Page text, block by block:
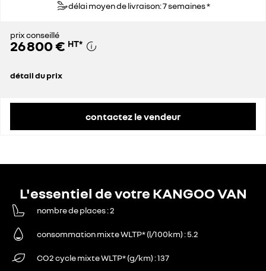
délai moyen de livraison: 7 semaines *
prix conseillé
26 800 € HT*
détail du prix
contactez le vendeur
L'essentiel de votre KANGOO VAN
nombre de places 2
consommation mixte WLTP* (l/100km) 5.2
CO2 cycle mixte WLTP* (g/km) 137